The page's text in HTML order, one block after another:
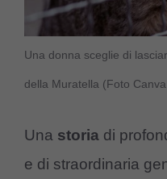
Una donna sceglie di
della Muratella (Foto
Una storia di
e di straordinaria